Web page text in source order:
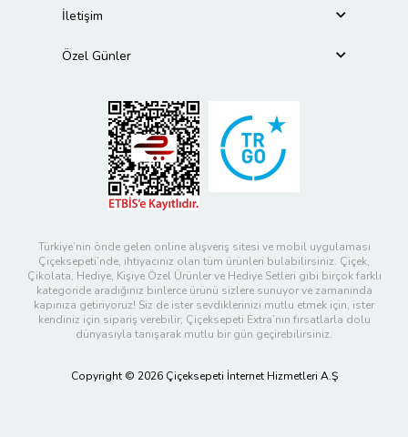
İletişim
Özel Günler
Türkiye’nin önde gelen online alışveriş sitesi ve mobil uygulaması
Çiçeksepeti’nde, ihtiyacınız olan tüm ürünleri bulabilirsiniz. Çiçek,
Çikolata, Hediye, Kişiye Özel Ürünler ve Hediye Setleri gibi birçok farklı
kategoride aradığınız binlerce ürünü sizlere sunuyor ve zamanında
kapınıza getiriyoruz! Siz de ister sevdiklerinizi mutlu etmek için, ister
kendiniz için sipariş verebilir; Çiçeksepeti Extra’nın fırsatlarla dolu
dünyasıyla tanışarak mutlu bir gün geçirebilirsiniz.
Copyright © 2026 Çiçeksepeti İnternet Hizmetleri A.Ş